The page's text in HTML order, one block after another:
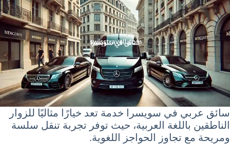
سائق عربي في سويسرا خدمة تعد خيارًا مثاليًا للزوار
الناطقين باللغة العربية، حيث توفر تجربة تنقل سلسة
ومريحة مع تجاوز الحواجز اللغوية.